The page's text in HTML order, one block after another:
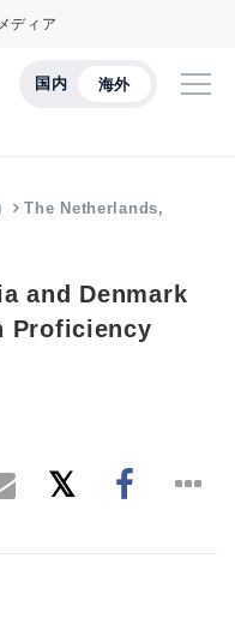
ディア
国内 海外
The Netherlands,
and Denmark
Proficiency